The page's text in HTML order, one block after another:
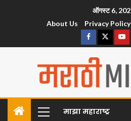
ऑगस्ट 6,
About Us
Privacy Policy
माझा महाराष्ट्र